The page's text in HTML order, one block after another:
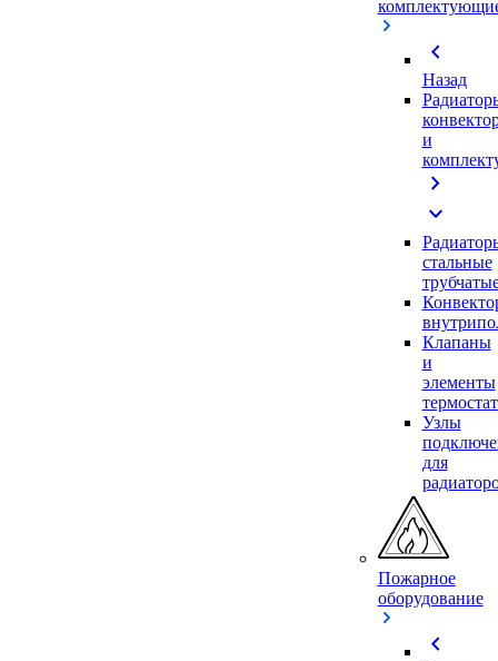
chevron_left
Назад
и
chevron_right
expand_more
стальные
Клапаны
и
элементы
Узлы
для
Пожарное
оборудование
chevron_left